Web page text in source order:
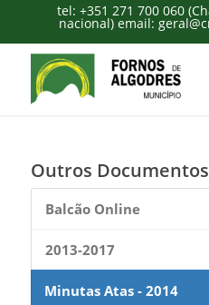
tel: +351 271 700 060
nacional) email:
Outros Documentos
Balcão Online
2013-2017
Minutas Atas - 2014